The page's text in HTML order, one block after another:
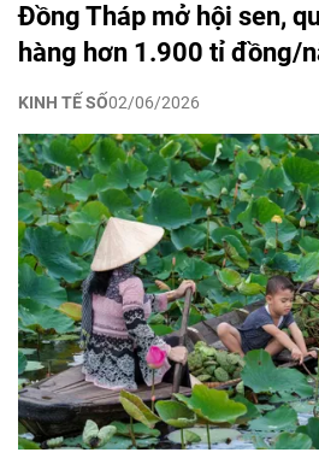
Đồng Tháp mở hội sen,
hàng hơn 1.900 tỉ đồng/
KINH TẾ SỐ02/06/2026